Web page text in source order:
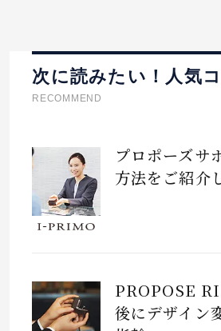
次に読みたい！人気
RECOMMEND
プロポーズサ
方法をご紹介
PROPOSE
後にデザイン